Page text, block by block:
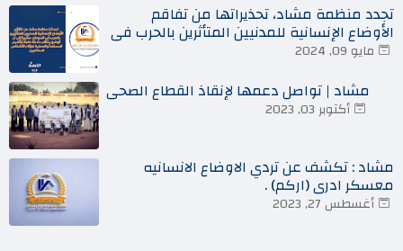
تجدد منظمة مشاد، تحذيراتها من تفاقم
الأوضاع الإنسانية للمدنيين المتأثرين بالحرب في
السودان
مايو 09, 2024
مشاد | تواصل دعمها لإنقاذ القطاع الصحي
أكتوبر 03, 2023
مشاد : تكشف عن تردي الاوضاع الانسانيه
معسكر ادري (اركم) .
أغسطس 27, 2023